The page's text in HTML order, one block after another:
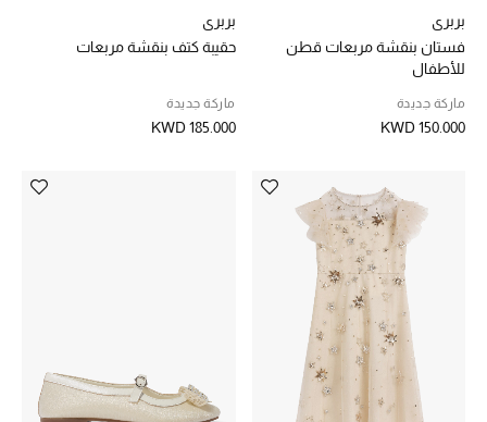
الجمال
الأطفال
المجوهرات
نسوقوا أحدث ما وصلنا
بربري
فستان بنقشة مربعات قطن
للأطفال
ماركة جديدة
KWD 150.000
بربري
حقيبة كتف بنقشة مربعات
ماركة جديدة
KWD 185.000